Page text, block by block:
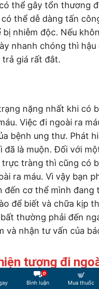
thể gây tổn thương
thể dễ dàng tấn
bị nhiễm độc. Nếu
nhanh chóng thì hậu
trả giá rất đắt.
nặng nhất khi có
Việc đi ngoài ra
bệnh ung thư. Phát
đã là muộn. Đối với
tràng thì cũng có
ra máu. Vì vậy bạn
đến cơ thể mình đang
để biết và chữa kịp
thường phải đến
và nhận tư vấn của
tượng đi
0
Bình luận Mua thuốc